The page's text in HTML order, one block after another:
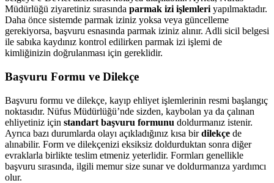
Müdürlüğü ziyaretiniz sırasında parmak izi işlemleri yapılmaktadır.
Daha önce sistemde parmak iziniz yoksa veya güncelleme
gerekiyorsa, başvuru esnasında parmak iziniz alınır. Adli sicil belgesi
ile sabıka kaydınız kontrol edilirken parmak izi işlemi de
kimliğinizin doğrulanması için gereklidir.
Başvuru Formu ve Dilekçe
Başvuru formu ve dilekçe, kayıp ehliyet işlemlerinin resmi başlangıç
noktasıdır. Nüfus Müdürlüğü’nde sizden, kaybolan ya da çalınan
ehliyetiniz için standart başvuru formunu doldurmanız istenir.
Ayrıca bazı durumlarda olayı açıkladığınız kısa birdilekçe de
alınabilir. Form ve dilekçenizi eksiksiz doldurduktan sonra diğer
evraklarla birlikte teslim etmeniz yeterlidir. Formları genellikle
başvuru sırasında, ilgili memur size sunar ve doldurmanıza yardımcı
olur.